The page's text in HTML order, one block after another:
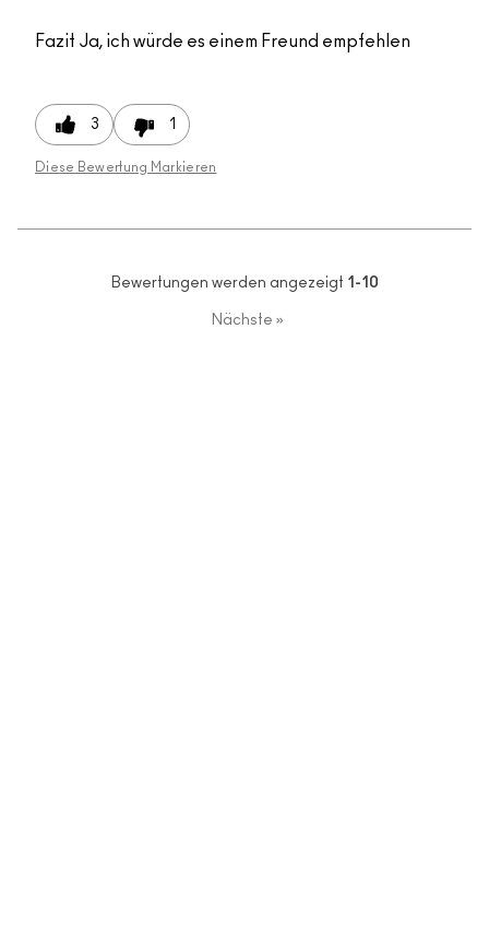
Fazit Ja, ich würde es einem Freund empfehlen
3 1
Diese Bewertung Markieren
Bewertungen werden angezeigt 1-10
Nächste »